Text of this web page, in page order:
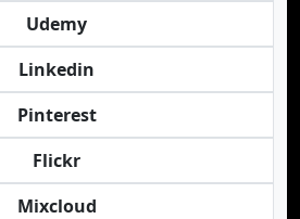
Udemy
Linkedin
Pinterest
Flickr
Mixcloud